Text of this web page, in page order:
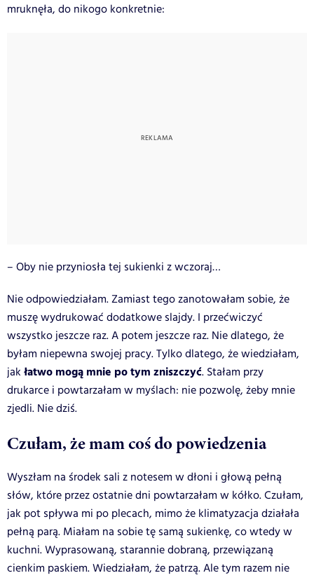
mruknęła, do nikogo konkretnie:
– Oby nie przyniosła tej sukienki z wczoraj…
Nie odpowiedziałam. Zamiast tego zanotowałam sobie, że
muszę wydrukować dodatkowe slajdy. I przećwiczyć
wszystko jeszcze raz. A potem jeszcze raz. Nie dlatego, że
byłam niepewna swojej pracy. Tylko dlatego, że wiedziałam,
jak łatwo mogą mnie po tym zniszczyć. Stałam przy
drukarce i powtarzałam w myślach: nie pozwolę, żeby mnie
zjedli. Nie dziś.
Czułam, że mam coś do powiedzenia
Wyszłam na środek sali z notesem w dłoni i głową pełną
słów, które przez ostatnie dni powtarzałam w kółko. Czułam,
jak pot spływa mi po plecach, mimo że klimatyzacja działała
pełną parą. Miałam na sobie tę samą sukienkę, co wtedy w
kuchni. Wyprasowaną, starannie dobraną, przewiązaną
cienkim paskiem. Wiedziałam, że patrzą. Ale tym razem nie